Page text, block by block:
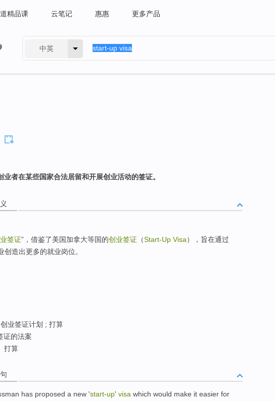
精品课 云笔记 惠惠 更多产品
中英
者在某些国家合法居留和开展创业活动的签证。
签证”，借鉴了美国加拿大等国的创业签证 （Start-Up Visa），旨在通过
造出更多的就业岗位。
创业签证计划 ; 打算
证的法案
打算
has proposed a new 'start-up' visa which would make it easier for